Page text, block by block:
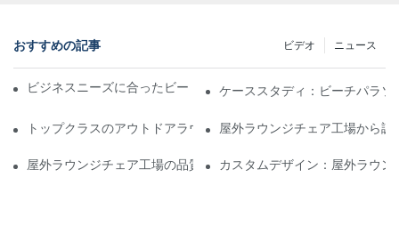
おすすめの記事 ニュース
ビデオ
ビジネスニーズに合ったビーチパラソル販売業者を見つける
ケーススタディ：ビーチパラ
トップクラスのアウトドアラウンジチェア工場に期待できること
屋外ラウンジチェア工場から調
屋外ラウンジチェア工場の品質評価方法カスタムデザイン：屋外ラウ